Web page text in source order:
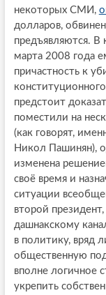
некоторых СМИ,
долларов,
предъявляются. В
марта 2008 года
причастность к
предстоит
поместили на
(как говорят,
Никол Пашинян),
изменена
своё время и
ситуации
второй
дашнакскому
в политику, вряд
общественную
вполне логичное
укрепить